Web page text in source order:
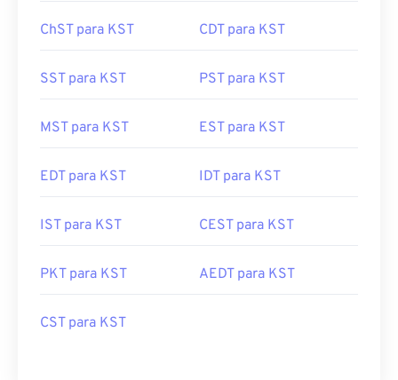
ChST para KST CDT para KST
SST para KST PST para KST
MST para KST EST para KST
EDT para KST IDT para KST
IST para KST CEST para KST
PKT para KST AEDT para KST
CST para KST